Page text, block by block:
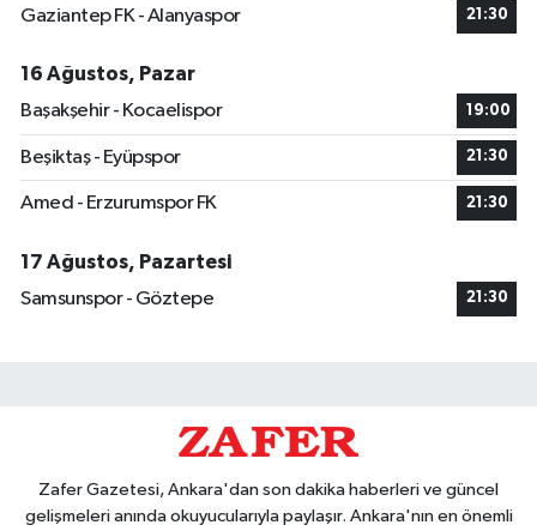
Gaziantep FK - Alanyaspor 21:30
16 Ağustos, Pazar
Başakşehir - Kocaelispor
19:00
Beşiktaş - Eyüpspor 21:30
Amed - Erzurumspor FK 21:30
17 Ağustos, Pazartesi
Samsunspor - Göztepe
21:30
Zafer Gazetesi, Ankara'dan son dakika haberleri ve güncel
gelişmeleri anında okuyucularıyla paylaşır. Ankara'nın en önemli